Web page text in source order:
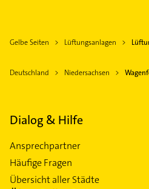
Gelbe Seiten Lüftungsanlagen
Deutschland Niedersachsen
Dialog & Hilfe
Ansprechpartner
Häufige Fragen
Übersicht aller Städte